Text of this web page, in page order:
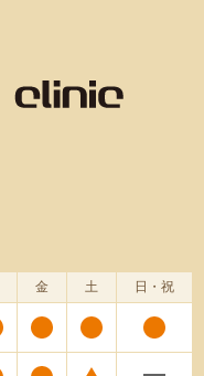
金 土
日・祝